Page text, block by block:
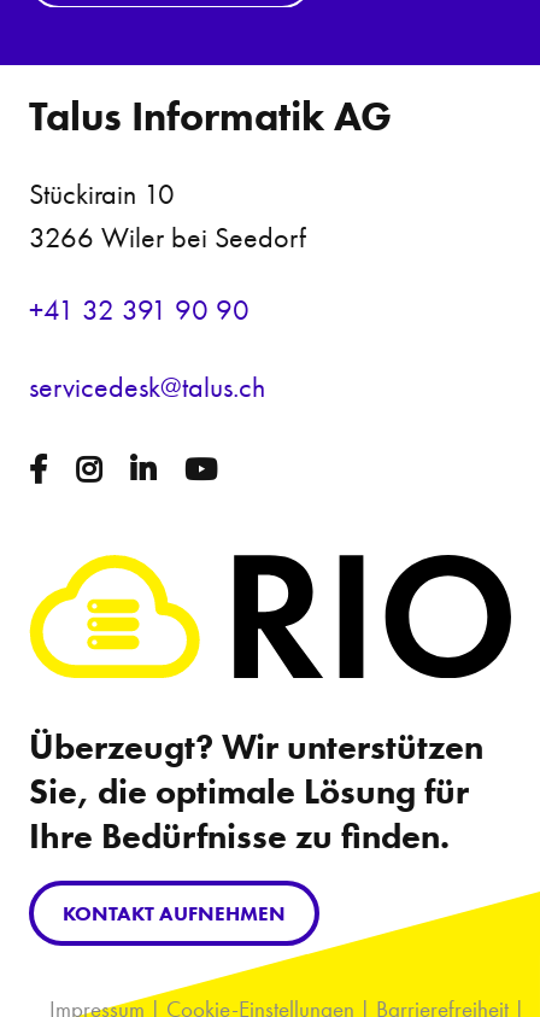
Talus Informatik AG
Stückirain 10
3266 Wiler bei Seedorf
+41 32 391 90 90
s rv c d sk t l s ch
Überzeugt? Wir unterstützen
Sie, die optimale Lösung für
Ihre Bedürfnisse zu finden.
KONTAKT AUFNEHMEN
Impressum | Cookie-Einstellungen | Barrierefreiheit |